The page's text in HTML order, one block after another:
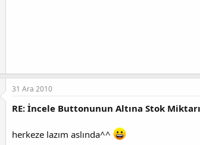
31 Ara 2010
RE: İncele Buttonunun Altına Stok
herkeze lazım aslında^^